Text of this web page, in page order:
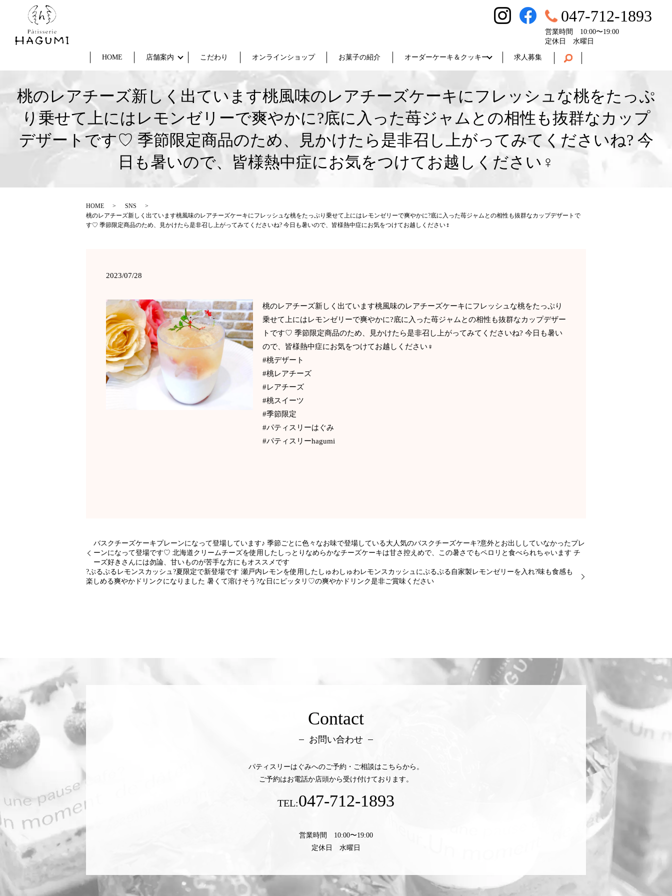
HOME 店舗案内 こだわり オンラインショップ お菓子の紹介 オーダーケーキ＆クッキー 求人募集
047-712-1893
営業時間 10:00〜19:00
定休日 水曜日
桃のレアチーズ新しく出ています桃風味のレアチーズケーキにフレッシュな桃をたっぷ
り乗せて上にはレモンゼリーで爽やかに?底に入った苺ジャムとの相性も抜群なカップ
デザートです♡ 季節限定商品のため、見かけたら是非召し上がってみてくださいね? 今
日も暑いので、皆様熱中症にお気をつけてお越しください‍♀️
HOME
SNS
桃のレアチーズ新しく出ています桃風味のレアチーズケーキにフレッシュな桃をたっぷり乗せて上にはレモンゼリーで爽やかに?底に入った苺ジャムとの相性も抜群なカップデザートで
す♡ 季節限定商品のため、見かけたら是非召し上がってみてくださいね? 今日も暑いので、皆様熱中症にお気をつけてお越しください‍♀️
2023/07/28
桃のレアチーズ新しく出ています桃風味のレアチーズケーキにフレッシュな桃をたっぷり
乗せて上にはレモンゼリーで爽やかに?底に入った苺ジャムとの相性も抜群なカップデザー
トです♡ 季節限定商品のため、見かけたら是非召し上がってみてくださいね? 今日も暑い
ので、皆様熱中症にお気をつけてお越しください‍♀️
#桃デザート
#桃レアチーズ
#レアチーズ
#桃スイーツ
#季節限定
#パティスリーはぐみ
#パティスリーhagumi
バスクチーズケーキプレーンになって登場しています♪ 季節ごとに色々なお味で登場している大人気のバスクチーズケーキ?意外とお出ししていなかったプレ
ーンになって登場です♡ 北海道クリームチーズを使用したしっとりなめらかなチーズケーキは甘さ控えめで、この暑さでもペロリと食べられちゃいます チ
ーズ好きさんには勿論、甘いものが苦手な方にもオススメです
?ぷるぷるレモンスカッシュ?夏限定で新登場です️ 瀬戸内レモンを使用したしゅわしゅわレモンスカッシュにぷるぷる自家製レモンゼリーを入れ?味も食感も
楽しめる爽やかドリンクになりました 暑くて溶けそう?な日にピッタリ♡の爽やかドリンク是非ご賞味ください
Contact
お問い合わせ
パティスリーはぐみへのご予約・ご相談はこちらから。
ご予約はお電話か店頭から受け付けております。
TEL:047-712-1893
営業時間 10:00〜19:00
定休日 水曜日